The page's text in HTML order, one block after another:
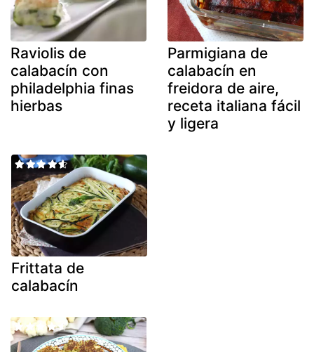
Raviolis de
calabacín con
philadelphia finas
hierbas
Parmigiana de
calabacín en
freidora de aire,
receta italiana fácil
y ligera
Frittata de
calabacín